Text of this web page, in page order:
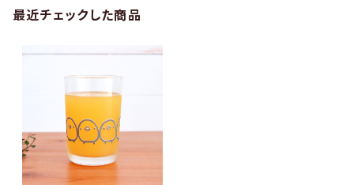
最近チェックした商品